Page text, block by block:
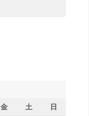
金 土 日